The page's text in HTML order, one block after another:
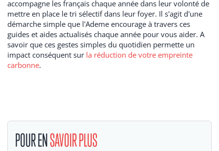
accompagne les français chaque année dans leur volonté de
mettre en place le tri sélectif dans leur foyer. Il s'agit d'une
démarche simple que l'Ademe encourage à travers ces
guides et aides actualisés chaque année pour vous aider. A
savoir que ces gestes simples du quotidien permette un
impact conséquent sur la réduction de votre empreinte
carbonne.
POUR ENSAVOIR PLUS